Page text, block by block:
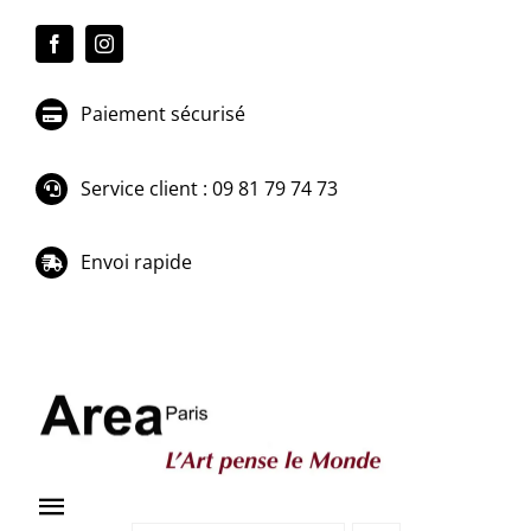
Paiement sécurisé
Service client : 09 81 79 74 73
Envoi rapide